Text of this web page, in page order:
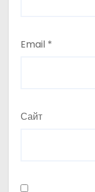
Email *
Сайт